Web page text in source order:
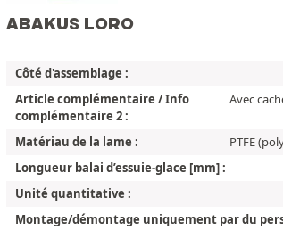
ABAKUS LORO
Côté d'assemblage :
Article complémentaire / Info
complémentaire 2 :
Avec
Matériau de la lame :
PTFE
Longueur balai d’essuie-glace [mm] :
Unité quantitative :
Montage/démontage uniquement par du